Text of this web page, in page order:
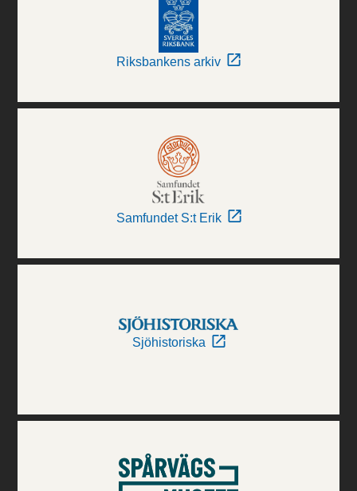
Riksbankens arkiv
Samfundet S:t Erik
Sjöhistoriska